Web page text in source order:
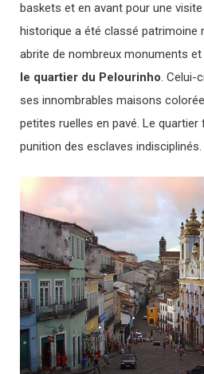
baskets et en avant pour une
historique a été classé patrimoine
abrite de nombreux monuments
le quartier du Pelourinho. Celui-
ses innombrables maisons
petites ruelles en pavé. Le quartier
punition des esclaves indisciplinés.